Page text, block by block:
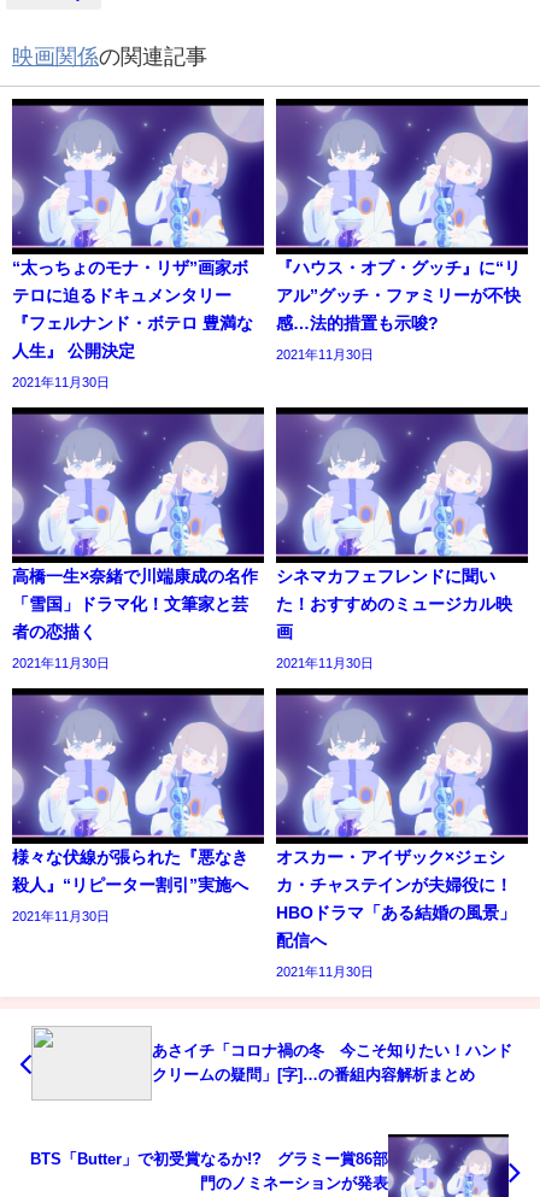
映画関係の関連記事
“太っちょのモナ・リザ”画家ボ
テロに迫るドキュメンタリー
『フェルナンド・ボテロ 豊満な
人生』 公開決定
2021年11月30日
『ハウス・オブ・グッチ』に“リ
アル”グッチ・ファミリーが不快
感…法的措置も示唆?
2021年11月30日
高橋一生×奈緒で川端康成の名作
「雪国」ドラマ化！文筆家と芸
者の恋描く
2021年11月30日
シネマカフェフレンドに聞い
た！おすすめのミュージカル映
画
2021年11月30日
様々な伏線が張られた『悪なき
殺人』“リピーター割引”実施へ
2021年11月30日
オスカー・アイザック×ジェシ
カ・チャステインが夫婦役に！
HBOドラマ「ある結婚の風景」
配信へ
2021年11月30日
あさイチ「コロナ禍の冬 今こそ知りたい！ハンド
クリームの疑問」[字]…の番組内容解析まとめ
BTS「Butter」で初受賞なるか!? グラミー賞86部
門のノミネーションが発表